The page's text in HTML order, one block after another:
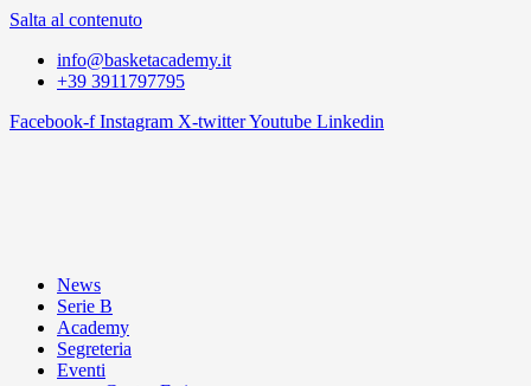
Salta al contenuto
info@basketacademy.it
+39 3911797795
Facebook-f Instagram X-twitterYoutube Linkedin
News
Serie B
Academy
Segreteria
Eventi